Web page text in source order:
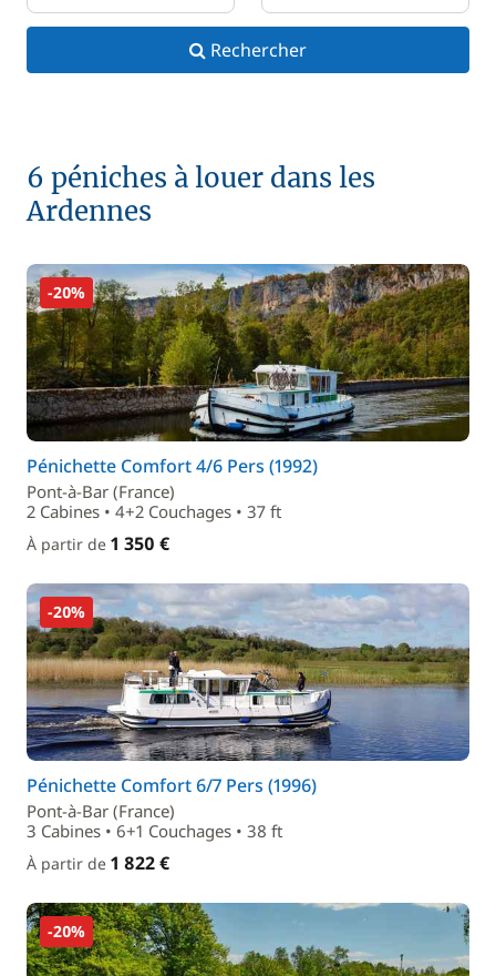
Rechercher
6 péniches à louer dans les
Ardennes
-20%
Pénichette Comfort 4/6 Pers (1992)
Pont-à-Bar (France)
2 Cabines • 4+2 Couchages • 37 ft
À partir de 1 350 €
-20%
Pénichette Comfort 6/7 Pers (1996)
Pont-à-Bar (France)
3 Cabines • 6+1 Couchages • 38 ft
À partir de 1 822 €
-20%